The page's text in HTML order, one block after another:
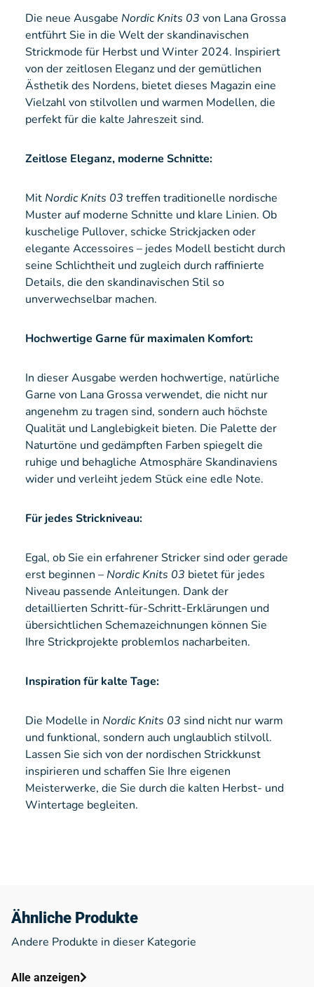
Die neue Ausgabe Nordic Knits 03 von Lana Grossa
entführt Sie in die Welt der skandinavischen
Strickmode für Herbst und Winter 2024. Inspiriert
von der zeitlosen Eleganz und der gemütlichen
Ästhetik des Nordens, bietet dieses Magazin eine
Vielzahl von stilvollen und warmen Modellen, die
perfekt für die kalte Jahreszeit sind.
Zeitlose Eleganz, moderne Schnitte:
Mit Nordic Knits 03 treffen traditionelle nordische
Muster auf moderne Schnitte und klare Linien. Ob
kuschelige Pullover, schicke Strickjacken oder
elegante Accessoires – jedes Modell besticht durch
seine Schlichtheit und zugleich durch raffinierte
Details, die den skandinavischen Stil so
unverwechselbar machen.
Hochwertige Garne für maximalen Komfort:
In dieser Ausgabe werden hochwertige, natürliche
Garne von Lana Grossa verwendet, die nicht nur
angenehm zu tragen sind, sondern auch höchste
Qualität und Langlebigkeit bieten. Die Palette der
Naturtöne und gedämpften Farben spiegelt die
ruhige und behagliche Atmosphäre Skandinaviens
wider und verleiht jedem Stück eine edle Note.
Für jedes Strickniveau:
Egal, ob Sie ein erfahrener Stricker sind oder gerade
erst beginnen – Nordic Knits 03 bietet für jedes
Niveau passende Anleitungen. Dank der
detaillierten Schritt-für-Schritt-Erklärungen und
übersichtlichen Schemazeichnungen können Sie
Ihre Strickprojekte problemlos nacharbeiten.
Inspiration für kalte Tage:
Die Modelle in Nordic Knits 03 sind nicht nur warm
und funktional, sondern auch unglaublich stilvoll.
Lassen Sie sich von der nordischen Strickkunst
inspirieren und schaffen Sie Ihre eigenen
Meisterwerke, die Sie durch die kalten Herbst- und
Wintertage begleiten.
Ähnliche Produkte
Andere Produkte in dieser Kategorie
Alle anzeigen